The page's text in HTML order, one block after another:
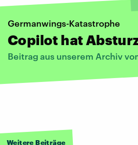
Germanwings-Katastrophe
Copilot hat
Beitrag aus unserem Archiv
Weitere Beiträge